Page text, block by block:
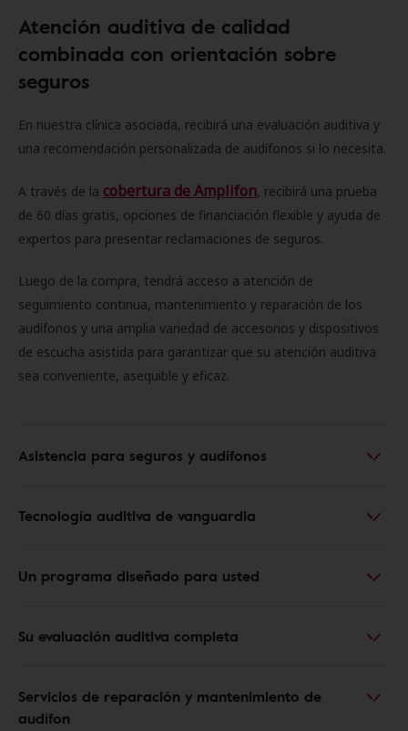
Atención auditiva de calidad
combinada con orientación sobre
seguros
En nuestra clínica asociada, recibirá una evaluación auditiva y
una recomendación personalizada de audífonos si lo necesita.
A través de la cobertura de Amplifon, recibirá una prueba
de 60 días gratis, opciones de financiación flexible y ayuda de
expertos para presentar reclamaciones de seguros.
Luego de la compra, tendrá acceso a atención de
seguimiento continua, mantenimiento y reparación de los
audífonos y una amplia variedad de accesorios y dispositivos
de escucha asistida para garantizar que su atención auditiva
sea conveniente, asequible y eficaz.
Asistencia para seguros y audífonos
Tecnología auditiva de vanguardia
Un programa diseñado para usted
Su evaluación auditiva completa
Servicios de reparación y mantenimiento de
audífon